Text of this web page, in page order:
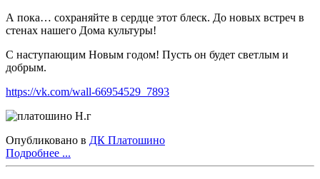
А пока… сохраняйте в сердце этот блеск. До новых встреч в
стенах нашего Дома культуры!
С наступающим Новым годом! Пусть он будет светлым и
добрым.
https://vk.com/wall-66954529_7893
Опубликовано в ДК Платошино
Подробнее ...